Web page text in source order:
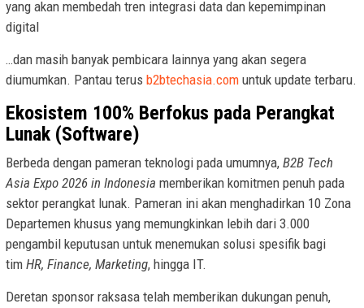
yang akan membedah tren integrasi data dan kepemimpinan
digital
…dan masih banyak pembicara lainnya yang akan segera
diumumkan. Pantau terus b2btechasia.com untuk update terbaru.
Ekosistem 100% Berfokus pada Perangkat
Lunak (Software)
Berbeda dengan pameran teknologi pada umumnya, B2B Tech
Asia Expo 2026 in Indonesia memberikan komitmen penuh pada
sektor perangkat lunak. Pameran ini akan menghadirkan 10 Zona
Departemen khusus yang memungkinkan lebih dari 3.000
pengambil keputusan untuk menemukan solusi spesifik bagi
tim HR, Finance, Marketing, hingga IT.
Deretan sponsor raksasa telah memberikan dukungan penuh,